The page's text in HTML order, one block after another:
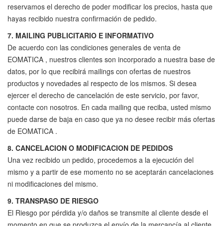
reservamos el derecho de poder modificar los precios, hasta que
hayas recibido nuestra confirmación de pedido.
7. MAILING PUBLICITARIO E INFORMATIVO
De acuerdo con las condiciones generales de venta de
EOMATICA , nuestros clientes son incorporado a nuestra base de
datos, por lo que recibirá mailings con ofertas de nuestros
productos y novedades al respecto de los mismos. Si desea
ejercer el derecho de cancelación de este servicio, por favor,
contacte con nosotros. En cada mailing que reciba, usted mismo
puede darse de baja en caso que ya no desee recibir más ofertas
de EOMATICA .
8. CANCELACION O MODIFICACION DE PEDIDOS
Una vez recibido un pedido, procedemos a la ejecución del
mismo y a partir de ese momento no se aceptarán cancelaciones
ni modificaciones del mismo.
9. TRANSPASO DE RIESGO
El Riesgo por pérdida y/o daños se transmite al cliente desde el